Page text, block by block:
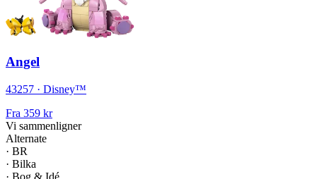
Angel
43257 · Disney™
Fra 359 kr
Vi sammenligner
Alternate
· BR
· Bilka
· Bog & Idé